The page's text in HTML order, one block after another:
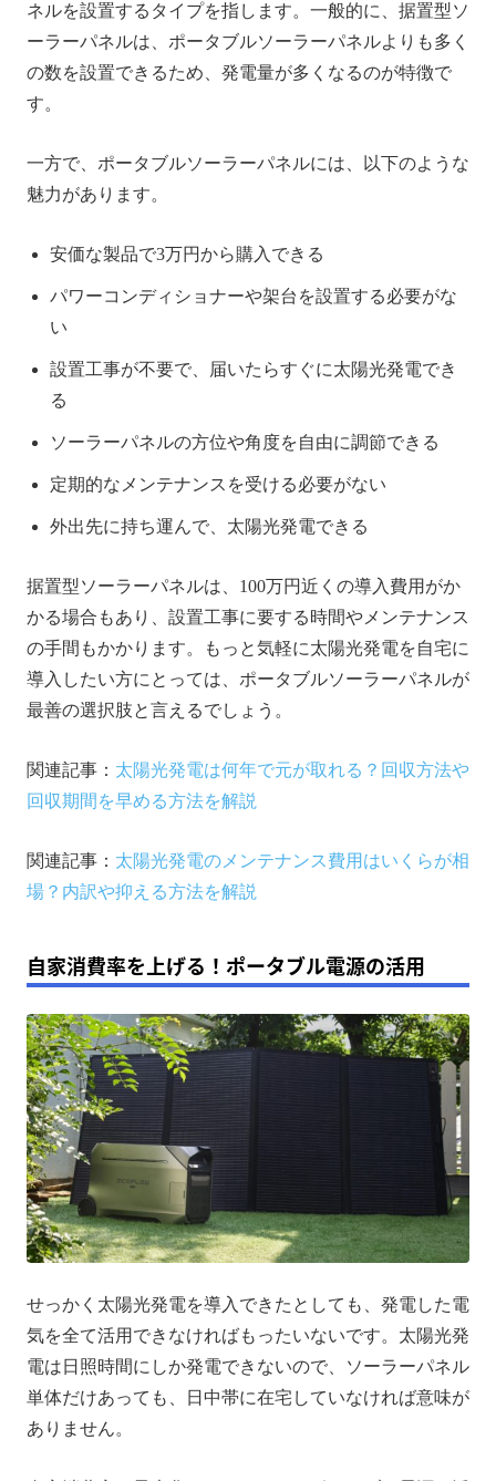
ネルを設置するタイプを指します。一般的に、据置型ソ
ーラーパネルは、ポータブルソーラーパネルよりも多く
の数を設置できるため、発電量が多くなるのが特徴で
す。
一方で、ポータブルソーラーパネルには、以下のような
魅力があります。
安価な製品で3万円から購入できる
パワーコンディショナーや架台を設置する必要がな
い
設置工事が不要で、届いたらすぐに太陽光発電でき
る
ソーラーパネルの方位や角度を自由に調節できる
定期的なメンテナンスを受ける必要がない
外出先に持ち運んで、太陽光発電できる
据置型ソーラーパネルは、100万円近くの導入費用がか
かる場合もあり、設置工事に要する時間やメンテナンス
の手間もかかります。もっと気軽に太陽光発電を自宅に
導入したい方にとっては、ポータブルソーラーパネルが
最善の選択肢と言えるでしょう。
関連記事： 太陽光発電は何年で元が取れる？回収方法や
回収期間を早める方法を解説
関連記事： 太陽光発電のメンテナンス費用はいくらが相
場？内訳や抑える方法を解説
自家消費率を上げる！ポータブル電源の活用
せっかく太陽光発電を導入できたとしても、発電した電
気を全て活用できなければもったいないです。太陽光発
電は日照時間にしか発電できないので、ソーラーパネル
単体だけあっても、日中帯に在宅していなければ意味が
ありません。